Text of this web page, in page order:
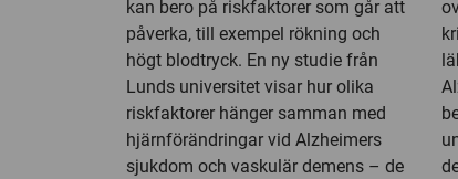
kan bero på riskfaktorer som går att
påverka, till exempel rökning och
högt blodtryck. En ny studie från
Lunds universitet visar hur olika
riskfaktorer hänger samman med
hjärnförändringar vid Alzheimers
sjukdom och vaskulär demens – de